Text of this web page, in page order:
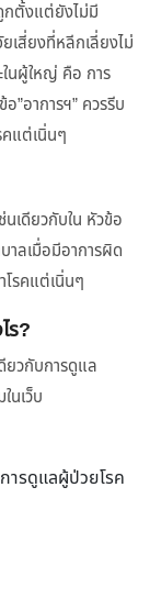
กตั้งแต่ยังไม่มี
เสี่ยงที่หลีกเลี่ยงไม่
นผู้ใหญ่ คือ การ
”อาการฯ” ควรรีบ
แต่เนิ่นๆ
เดียวกับใน หัวข้อ
าลเมื่อมีอาการผิด
รคแต่เนิ่นๆ
ร?
ยวกับการดูแล
นเว็บ
ารดูแลผู้ป่วยโรค